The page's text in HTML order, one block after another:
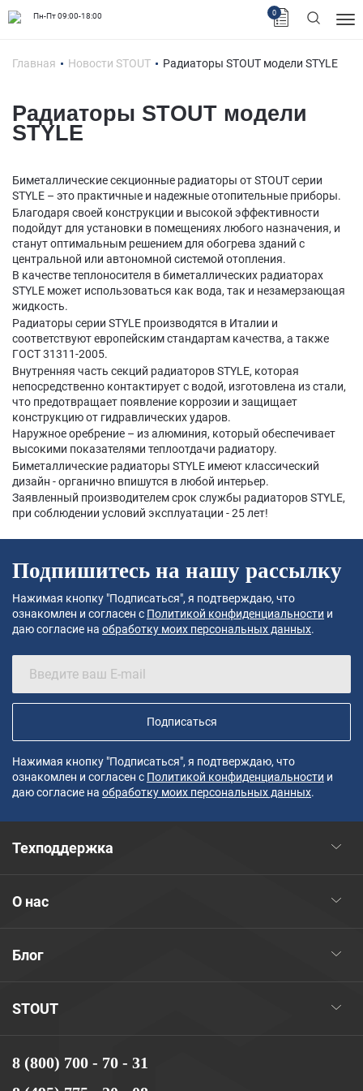
Пн-Пт 09:00-18:00 0
Главная Новости STOUT Радиаторы STOUT модели STYLE
Радиаторы STOUT модели
STYLE
Биметаллические секционные радиаторы от STOUT серии
STYLE – это практичные и надежные отопительные приборы.
Благодаря своей конструкции и высокой эффективности
подойдут для установки в помещениях любого назначения, и
станут оптимальным решением для обогрева зданий с
центральной или автономной системой отопления.
В качестве теплоносителя в биметаллических радиаторах
STYLE может использоваться как вода, так и незамерзающая
жидкость.
Радиаторы серии STYLE производятся в Италии и
соответствуют европейским стандартам качества, а также
ГОСТ 31311-2005.
Внутренняя часть секций радиаторов STYLE, которая
непосредственно контактирует с водой, изготовлена из стали,
что предотвращает появление коррозии и защищает
конструкцию от гидравлических ударов.
Наружное оребрение – из алюминия, который обеспечивает
высокими показателями теплоотдачи радиатору.
Биметаллические радиаторы STYLE имеют классический
дизайн - органично впишутся в любой интерьер.
Заявленный производителем срок службы радиаторов STYLE,
при соблюдении условий эксплуатации - 25 лет!
Подпишитесь на нашу рассылку
Нажимая кнопку "Подписаться", я подтверждаю, что
ознакомлен и согласен с Политикой конфиденциальности и
даю согласие на обработку моих персональных данных.
Подписаться
Нажимая кнопку "Подписаться", я подтверждаю, что
ознакомлен и согласен с Политикой конфиденциальности и
даю согласие на обработку моих персональных данных.
8 (800) 700 - 70 - 31
STOUT
Блог
О нас
Техподдержка